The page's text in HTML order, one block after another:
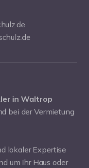
in Waltrop
bei der Vermietung
lokaler Expertise
um Ihr Haus oder